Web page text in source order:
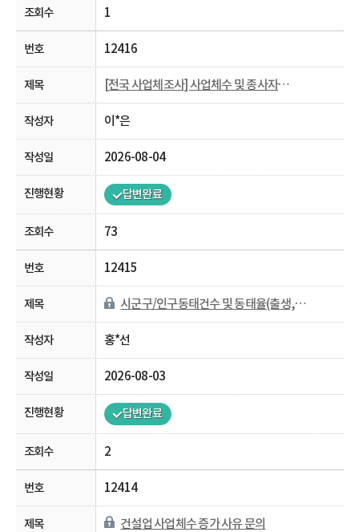
1
12416
[전국 사업체조사] 사업체수 및 종사자수 관련 문의
이*은
2026-08-04
답변완료
73
12415
시군구/인구동태건수 및 동태율(출생,사망,혼인,이혼) 자료 문의
홍*선
2026-08-03
답변완료
2
12414
건설업 사업체수 증가 사유 문의